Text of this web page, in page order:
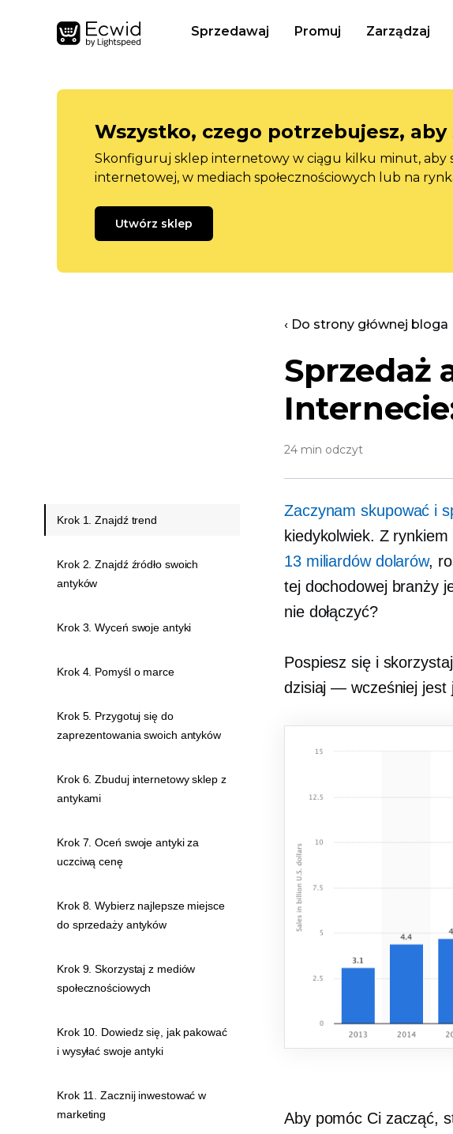
Sprzedawaj Promuj Zarządzaj
Wszystko, czego potrzebujesz,
Skonfiguruj sklep internetowy w ciągu kilku minut, aby
internetowej, w mediach społecznościowych lub na
Utwórz sklep
‹ Do strony głównej bloga
Sprzedaż
24 min odczyt
Zaczynam skupować i
kiedykolwiek. Z
13 miliardów dolarów,
tej dochodowej branży
nie dołączyć?
Pospiesz się i
dzisiaj — wcześniej jest
Aby pomóc Ci zacząć,
Krok 1. Znajdź trend
Krok 2. Znajdź źródło swoich
antyków
Krok 3. Wyceń swoje antyki
Krok 4. Pomyśl o marce
Krok 5. Przygotuj się do
zaprezentowania swoich antyków
Krok 6. Zbuduj internetowy sklep z
antykami
Krok 7. Oceń swoje antyki za
uczciwą cenę
Krok 8. Wybierz najlepsze miejsce
do sprzedaży antyków
Krok 9. Skorzystaj z mediów
społecznościowych
Krok 10. Dowiedz się, jak pakować
i wysyłać swoje antyki
Krok 11. Zacznij inwestować w
marketing